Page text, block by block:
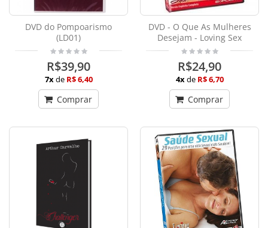
DVD do Pompoarismo
(LD01)
R$39,90
7xde R$ 6,40
Comprar
DVD - O Que As Mulheres
Desejam - Loving Sex
R$24,90
4xde R$ 6,70
Comprar